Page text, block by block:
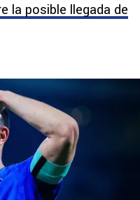
la posible llegada de